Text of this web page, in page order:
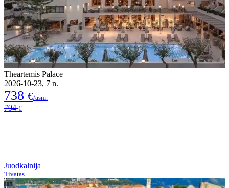
Theartemis Palace
2026-10-23, 7 n.
738 €/asm.
794€
Juodkalnija
Tivatas